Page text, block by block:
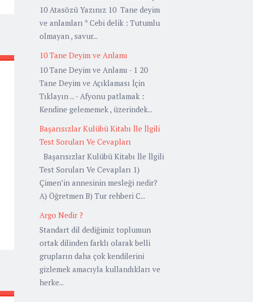
10 Atasözü Yazınız 10 Tane deyim
ve anlamları * Cebi delik : Tutumlu
olmayan , savur...
10 Tane Deyim ve Anlamı
10 Tane Deyim ve Anlamı - 1 20
Tane Deyim ve Açıklaması İçin
Tıklayın ... - Afyonu patlamak :
Kendine gelememek , üzerindek...
Başarısızlar Kulübü Kitabı İle İlgili
Test Soruları Ve Cevapları
Başarısızlar Kulübü Kitabı İle İlgili
Test Soruları Ve Cevapları 1)
Çimen’in annesinin mesleği nedir?
A) Öğretmen B) Tur rehberi C...
Argo Nedir ?
Standart dil dediğimiz toplumun
ortak dilinden farklı olarak belli
grupların daha çok kendilerini
gizlemek amacıyla kullandıkları ve
herke...